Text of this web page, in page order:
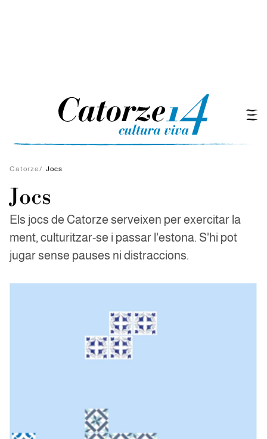
Catorze/ Jocs
Jocs
Els jocs de Catorze serveixen per exercitar la
ment, culturitzar-se i passar l'estona. S'hi pot
jugar sense pauses ni distraccions.